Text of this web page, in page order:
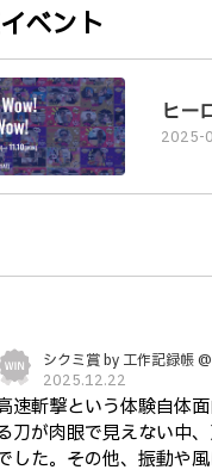
ベント
ヒー
2025-
シクミ賞 by 工作記録帳
2025.12.22
速斬撃という体験自体
刀が肉眼で見えない中
した。その他、振動や